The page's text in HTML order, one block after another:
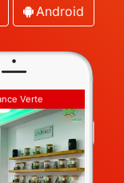
Android
Verte